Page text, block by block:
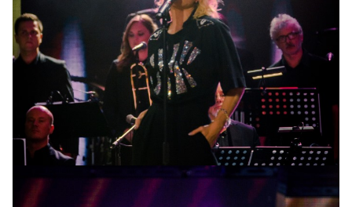
Кристина Орбакайте